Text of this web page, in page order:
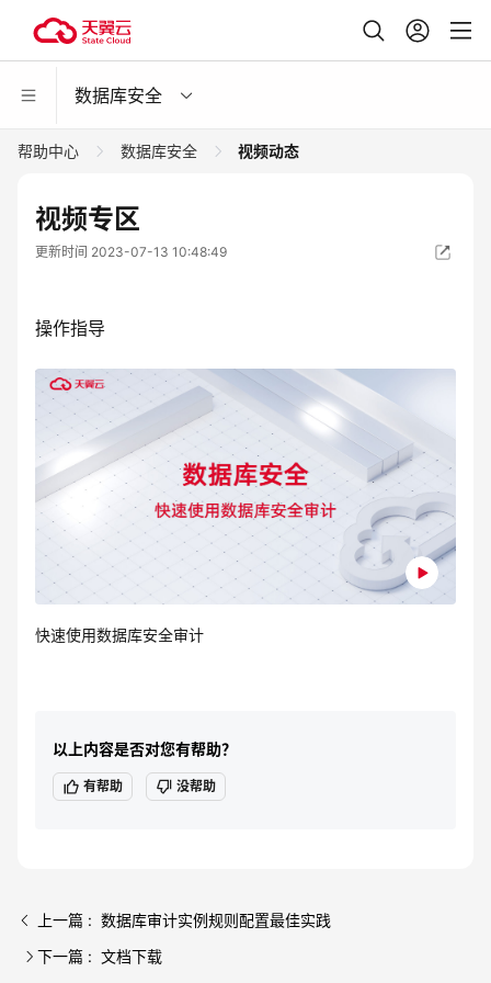
数据库安全
帮助中心 数据库安全 视频动态
视频专区
更新时间 2023-07-13 10:48:49
操作指导
快速使用数据库安全审计
以上内容是否对您有帮助？
有帮助 没帮助
上一篇 : 数据库审计实例规则配置最佳实践
下一篇 : 文档下载